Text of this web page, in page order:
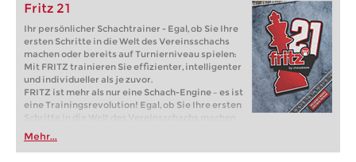
Fritz 21
Ihr persönlicher Schachtrainer - Egal, ob Sie Ihre
ersten Schritte in die Welt des Vereinsschachs
machen oder bereits auf Turnierniveau spielen:
Mit FRITZ trainieren Sie effizienter, intelligenter
und individueller als je zuvor.
FRITZ ist mehr als nur eine Schach-Engine – es ist
eine Trainingsrevolution! Egal, ob Sie Ihre ersten
Schritte in die Welt des Vereinsschachs machen
oder bereits auf Turnierniveau spielen: Mit
FRITZ trainieren Sie effizienter, intelligenter und
individueller als je zuvor.
Mehr...